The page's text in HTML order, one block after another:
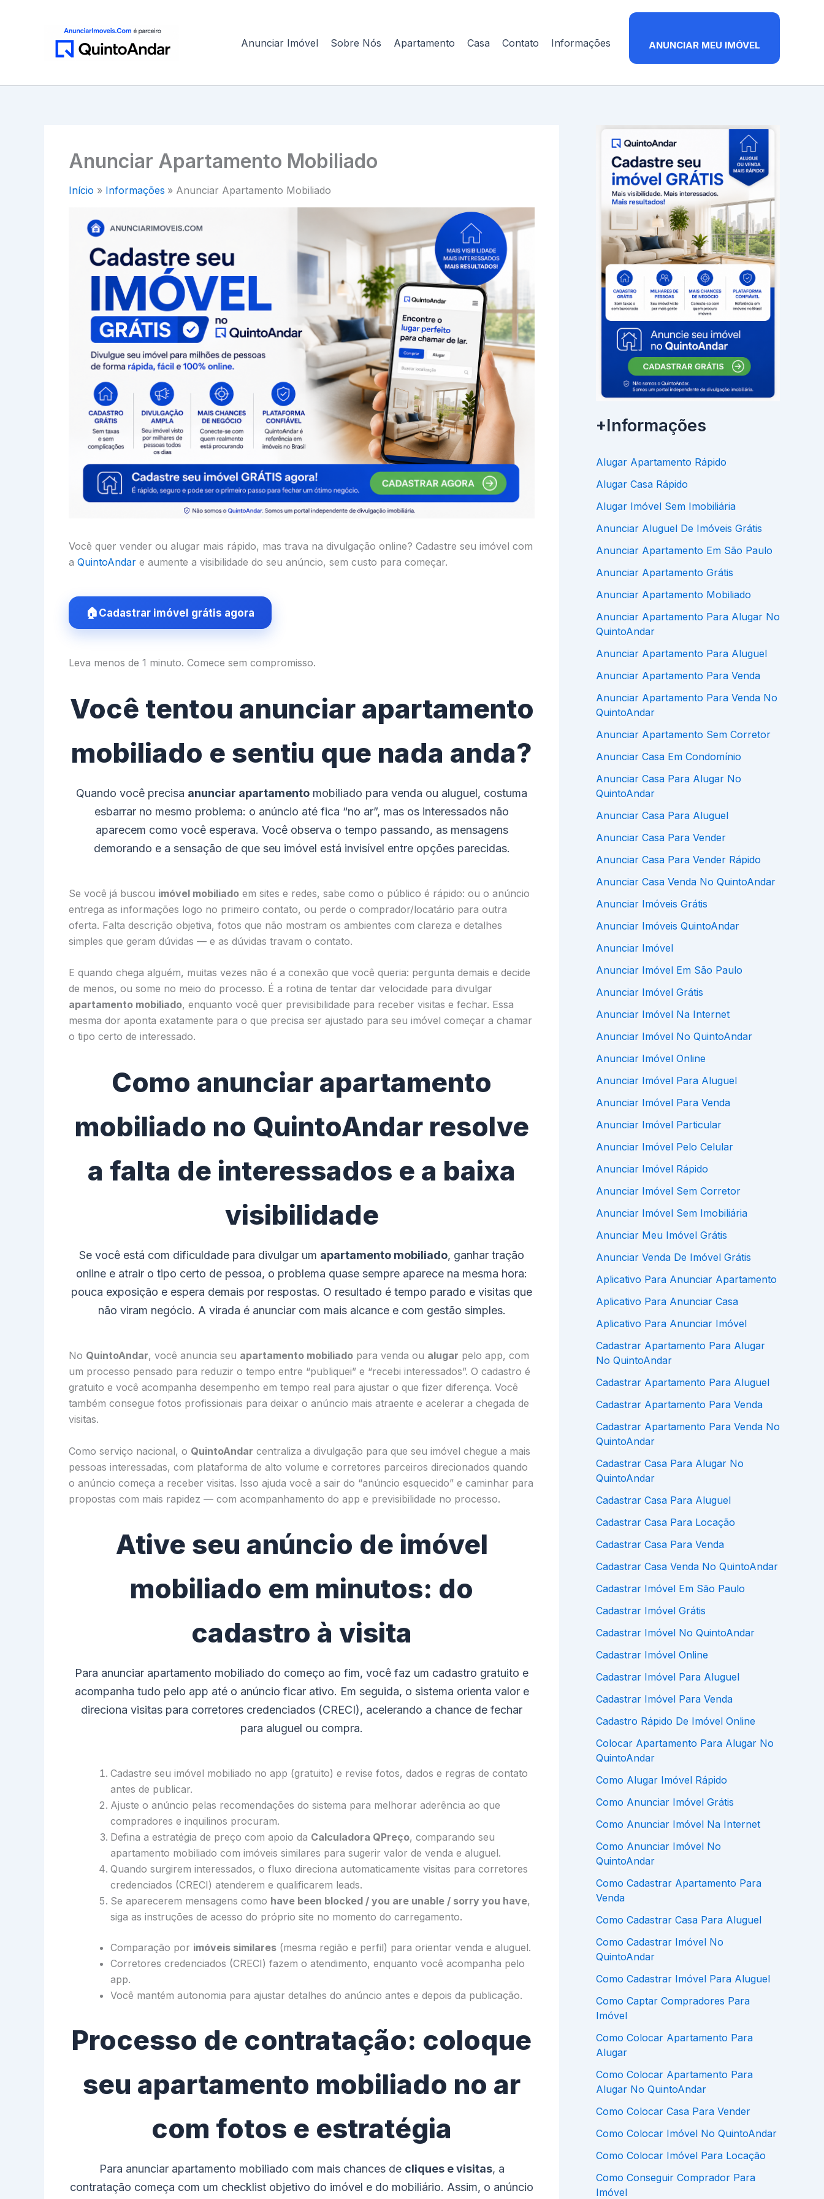
Anunciar Imóvel Sobre Nós Apartamento Casa Contato Informações ANUNCIAR MEU IMÓVEL
Anunciar Apartamento Mobiliado
Início Informações Anunciar Apartamento Mobiliado
Você quer vender ou alugar mais rápido, mas trava na divulgação online? Cadastre seu imóvel com
a QuintoAndar e aumente a visibilidade do seu anúncio, sem custo para começar.
Cadastrar imóvel grátis agora
Leva menos de 1 minuto. Comece sem compromisso.
Você tentou anunciar apartamento
mobiliado e sentiu que nada anda?
Quando você precisa anunciar apartamento mobiliado para venda ou aluguel, costuma
esbarrar no mesmo problema: o anúncio até fica “no ar”, mas os interessados não
aparecem como você esperava. Você observa o tempo passando, as mensagens
demorando e a sensação de que seu imóvel está invisível entre opções parecidas.
Se você já buscou imóvel mobiliado em sites e redes, sabe como o público é rápido: ou o anúncio
entrega as informações logo no primeiro contato, ou perde o comprador/locatário para outra
oferta. Falta descrição objetiva, fotos que não mostram os ambientes com clareza e detalhes
simples que geram dúvidas — e as dúvidas travam o contato.
E quando chega alguém, muitas vezes não é a conexão que você queria: pergunta demais e decide
de menos, ou some no meio do processo. É a rotina de tentar dar velocidade para divulgar
apartamento mobiliado, enquanto você quer previsibilidade para receber visitas e fechar. Essa
mesma dor aponta exatamente para o que precisa ser ajustado para seu imóvel começar a chamar
o tipo certo de interessado.
Como anunciar apartamento
mobiliado no QuintoAndar resolve
a falta de interessados e a baixa
visibilidade
Se você está com dificuldade para divulgar um apartamento mobiliado, ganhar tração
online e atrair o tipo certo de pessoa, o problema quase sempre aparece na mesma hora:
pouca exposição e espera demais por respostas. O resultado é tempo parado e visitas que
não viram negócio. A virada é anunciar com mais alcance e com gestão simples.
No QuintoAndar, você anuncia seu apartamento mobiliado para venda ou alugar pelo app, com
um processo pensado para reduzir o tempo entre “publiquei” e “recebi interessados”. O cadastro é
gratuito e você acompanha desempenho em tempo real para ajustar o que fizer diferença. Você
também consegue fotos profissionais para deixar o anúncio mais atraente e acelerar a chegada de
visitas.
Como serviço nacional, o QuintoAndar centraliza a divulgação para que seu imóvel chegue a mais
pessoas interessadas, com plataforma de alto volume e corretores parceiros direcionados quando
o anúncio começa a receber visitas. Isso ajuda você a sair do “anúncio esquecido” e caminhar para
propostas com mais rapidez — com acompanhamento do app e previsibilidade no processo.
Ative seu anúncio de imóvel
mobiliado em minutos: do
cadastro à visita
Para anunciar apartamento mobiliado do começo ao fim, você faz um cadastro gratuito e
acompanha tudo pelo app até o anúncio ficar ativo. Em seguida, o sistema orienta valor e
direciona visitas para corretores credenciados (CRECI), acelerando a chance de fechar
para aluguel ou compra.
Cadastre seu imóvel mobiliado no app (gratuito) e revise fotos, dados e regras de contato
antes de publicar.
Ajuste o anúncio pelas recomendações do sistema para melhorar aderência ao que
compradores e inquilinos procuram.
Defina a estratégia de preço com apoio da Calculadora QPreço, comparando seu
apartamento mobiliado com imóveis similares para sugerir valor de venda e aluguel.
Quando surgirem interessados, o fluxo direciona automaticamente visitas para corretores
credenciados (CRECI) atenderem e qualificarem leads.
Se aparecerem mensagens como have been blocked / you are unable / sorry you have,
siga as instruções de acesso do próprio site no momento do carregamento.
Comparação por imóveis similares (mesma região e perfil) para orientar venda e aluguel.
Corretores credenciados (CRECI) fazem o atendimento, enquanto você acompanha pelo
app.
Você mantém autonomia para ajustar detalhes do anúncio antes e depois da publicação.
Processo de contratação: coloque
seu apartamento mobiliado no ar
com fotos e estratégia
Para anunciar apartamento mobiliado com mais chances de cliques e visitas, a
contratação começa com um checklist objetivo do imóvel e do mobiliário. Assim, o anúncio
+Informações
Alugar Apartamento Rápido
Alugar Casa Rápido
Alugar Imóvel Sem Imobiliária
Anunciar Aluguel De Imóveis Grátis
Anunciar Apartamento Em São Paulo
Anunciar Apartamento Grátis
Anunciar Apartamento Mobiliado
Anunciar Apartamento Para Alugar No
QuintoAndar
Anunciar Apartamento Para Aluguel
Anunciar Apartamento Para Venda
Anunciar Apartamento Para Venda No
QuintoAndar
Anunciar Apartamento Sem Corretor
Anunciar Casa Em Condomínio
Anunciar Casa Para Alugar No
QuintoAndar
Anunciar Casa Para Aluguel
Anunciar Casa Para Vender
Anunciar Casa Para Vender Rápido
Anunciar Casa Venda No QuintoAndar
Anunciar Imóveis Grátis
Anunciar Imóveis QuintoAndar
Anunciar Imóvel
Anunciar Imóvel Em São Paulo
Anunciar Imóvel Grátis
Anunciar Imóvel Na Internet
Anunciar Imóvel No QuintoAndar
Anunciar Imóvel Online
Anunciar Imóvel Para Aluguel
Anunciar Imóvel Para Venda
Anunciar Imóvel Particular
Anunciar Imóvel Pelo Celular
Anunciar Imóvel Rápido
Anunciar Imóvel Sem Corretor
Anunciar Imóvel Sem Imobiliária
Anunciar Meu Imóvel Grátis
Anunciar Venda De Imóvel Grátis
Aplicativo Para Anunciar Apartamento
Aplicativo Para Anunciar Casa
Aplicativo Para Anunciar Imóvel
Cadastrar Apartamento Para Alugar
No QuintoAndar
Cadastrar Apartamento Para Aluguel
Cadastrar Apartamento Para Venda
Cadastrar Apartamento Para Venda No
QuintoAndar
Cadastrar Casa Para Alugar No
QuintoAndar
Cadastrar Casa Para Aluguel
Cadastrar Casa Para Locação
Cadastrar Casa Para Venda
Cadastrar Casa Venda No QuintoAndar
Cadastrar Imóvel Em São Paulo
Cadastrar Imóvel Grátis
Cadastrar Imóvel No QuintoAndar
Cadastrar Imóvel Online
Cadastrar Imóvel Para Aluguel
Cadastrar Imóvel Para Venda
Cadastro Rápido De Imóvel Online
Colocar Apartamento Para Alugar No
QuintoAndar
Como Alugar Imóvel Rápido
Como Anunciar Imóvel Grátis
Como Anunciar Imóvel Na Internet
Como Anunciar Imóvel No
QuintoAndar
Como Cadastrar Apartamento Para
Venda
Como Cadastrar Casa Para Aluguel
Como Cadastrar Imóvel No
QuintoAndar
Como Cadastrar Imóvel Para Aluguel
Como Captar Compradores Para
Imóvel
Como Colocar Apartamento Para
Alugar
Como Colocar Apartamento Para
Alugar No QuintoAndar
Como Colocar Casa Para Vender
Como Colocar Imóvel No QuintoAndar
Como Colocar Imóvel Para Locação
Como Conseguir Comprador Para
Imóvel